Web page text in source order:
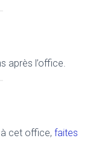
après l’office.
cet office, faites